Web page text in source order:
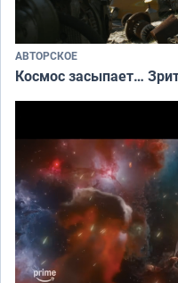
АВТОРСКОЕ
Космос засыпает…